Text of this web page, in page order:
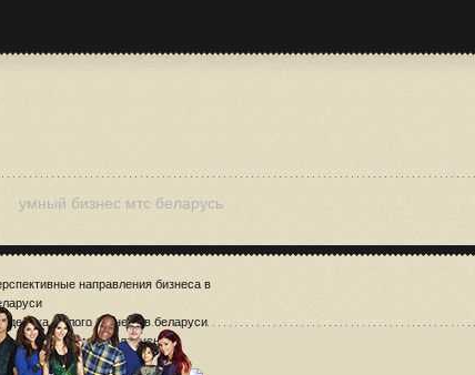
направления бизнеса в
малого бизнеса в беларуси
бизнес 3 мтс беларусь
умный бизнес мтс беларусь